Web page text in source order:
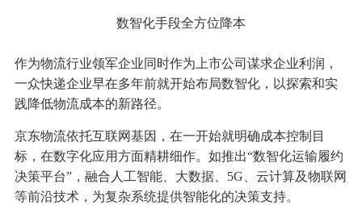
数智化手段全方位降本
作为物流行业领军企业同时作为上市公司谋求企业利润，
一众快递企业早在多年前就开始布局数智化，以探索和实
践降低物流成本的新路径。
京东物流依托互联网基因，在一开始就明确成本控制目
标，在数字化应用方面精耕细作。如推出“数智化运输履约
决策平台”，融合人工智能、大数据、5G、云计算及物联网
等前沿技术，为复杂系统提供智能化的决策支持。